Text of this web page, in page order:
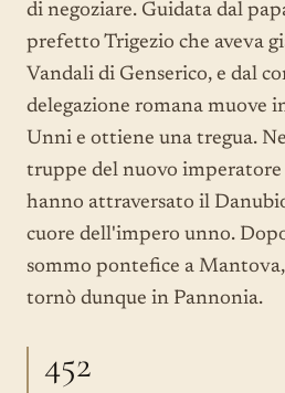
di negoziare. Guidata dal
prefetto Trigezio che aveva
Vandali di Genserico, e dal
delegazione romana muove
Unni e ottiene una tregua.
truppe del nuovo
hanno attraversato il
cuore dell'impero unno.
sommo pontefice a
tornò dunque in Pannonia.
452